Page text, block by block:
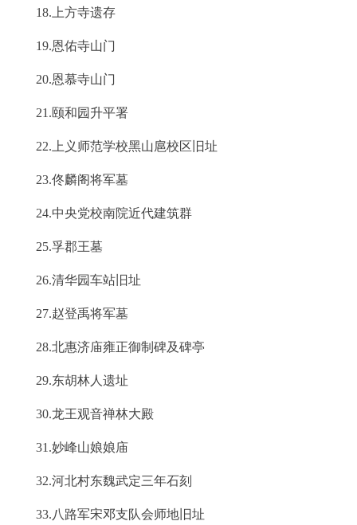
18.上方寺遗存
19.恩佑寺山门
20.恩慕寺山门
21.颐和园升平署
22.上义师范学校黑山扈校区旧址
23.佟麟阁将军墓
24.中央党校南院近代建筑群
25.孚郡王墓
26.清华园车站旧址
27.赵登禹将军墓
28.北惠济庙雍正御制碑及碑亭
29.东胡林人遗址
30.龙王观音禅林大殿
31.妙峰山娘娘庙
32.河北村东魏武定三年石刻
33.八路军宋邓支队会师地旧址